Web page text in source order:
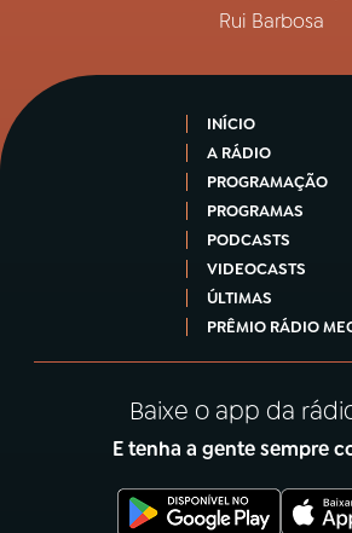
Rui Barbosa
INÍCIO
A RÁDIO
PROGRAMAÇÃO
PROGRAMAS
PODCASTS
VIDEOCASTS
ÚLTIMAS
PRÊMIO RÁDIO
Baixe o app da
E tenha a gente sempre